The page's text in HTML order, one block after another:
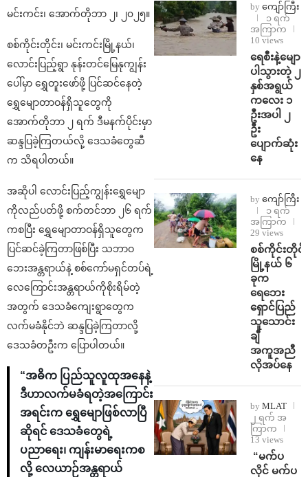
မင်းကင်း၊ အောက်တိုဘာ ၂၊ ၂၀၂၅။
စစ်ကိုင်းတိုင်း၊ မင်းကင်းမြို့နယ်၊
လောင်းပြည့်ရွာ နုန်းတင်မြေနုကျွန်း
ပေါ်မှာ ရွှေတူးဖော်ဖို့ ပြင်ဆင်နေတဲ့
ရွှေမျောတာဝန်ရှိသူတွေကို
အောက်တိုဘာ ၂ ရက် ဒီမနက်ပိုင်းမှာ
ဆန္ဒပြခဲ့ကြတယ်လို့ ဒေသခံတွေဆီ
က သိရပါတယ်။
အဆိုပါ လောင်းပြည့်ကျွန်းရွှေမျော
ကိုလည်ပတ်ဖို့ စက်တင်ဘာ ၂၆ ရက်
ကစပြီး ရွှေမျောတာဝန်ရှိသူတွေက
ပြင်ဆင်ခဲ့ကြတာဖြစ်ပြီး သဘာဝ
ဘေးအန္တရာယ်နဲ့ စစ်ကော်မရှင်တပ်ရဲ့
လေကြောင်းအန္တရာယ်ကိုစိုးရိမ်တဲ့
အတွက် ဒေသခံကျေးရွာတွေက
လက်မခံနိုင်ဘဲ ဆန္ဒပြခဲ့ကြတာလို့
ဒေသခံတဦးက ပြောပါတယ်။
“အဓိက ပြည်သူလူထုအနေနဲ့
ဒီဟာလက်မခံရတဲ့အကြောင်း
အရင်းက ရွှေမျောဖြစ်လာပြီ
ဆိုရင် ဒေသခံတွေရဲ့
ပညာရေး၊ ကျန်းမာရေးကစ
လို့ လေယာဉ်အန္တရာယ်
by ကျော်ကြီး
၁ ရက်
အကြာက
10 views
ရေစီးနဲ့မျော
ပါသွားတဲ့ ၂
နှစ်အရွယ်
ကလေး ၁
ဦးအပါ ၂
ဦး
ပျောက်ဆုံး
နေ
by ကျော်ကြီး
၁ ရက်
အကြာက
29 views
စစ်ကိုင်းတိုင်း
မြို့နယ် ၆
ခုက
ရေဘေး
ရှောင်ပြည်
သူသောင်း
ချီ
အကူအညီ
လိုအပ်နေ
by MLAT
၂ ရက် အ
ကြာက
13 views
⁨ ⁨“မက်ပ
လိုင် မက်ပ